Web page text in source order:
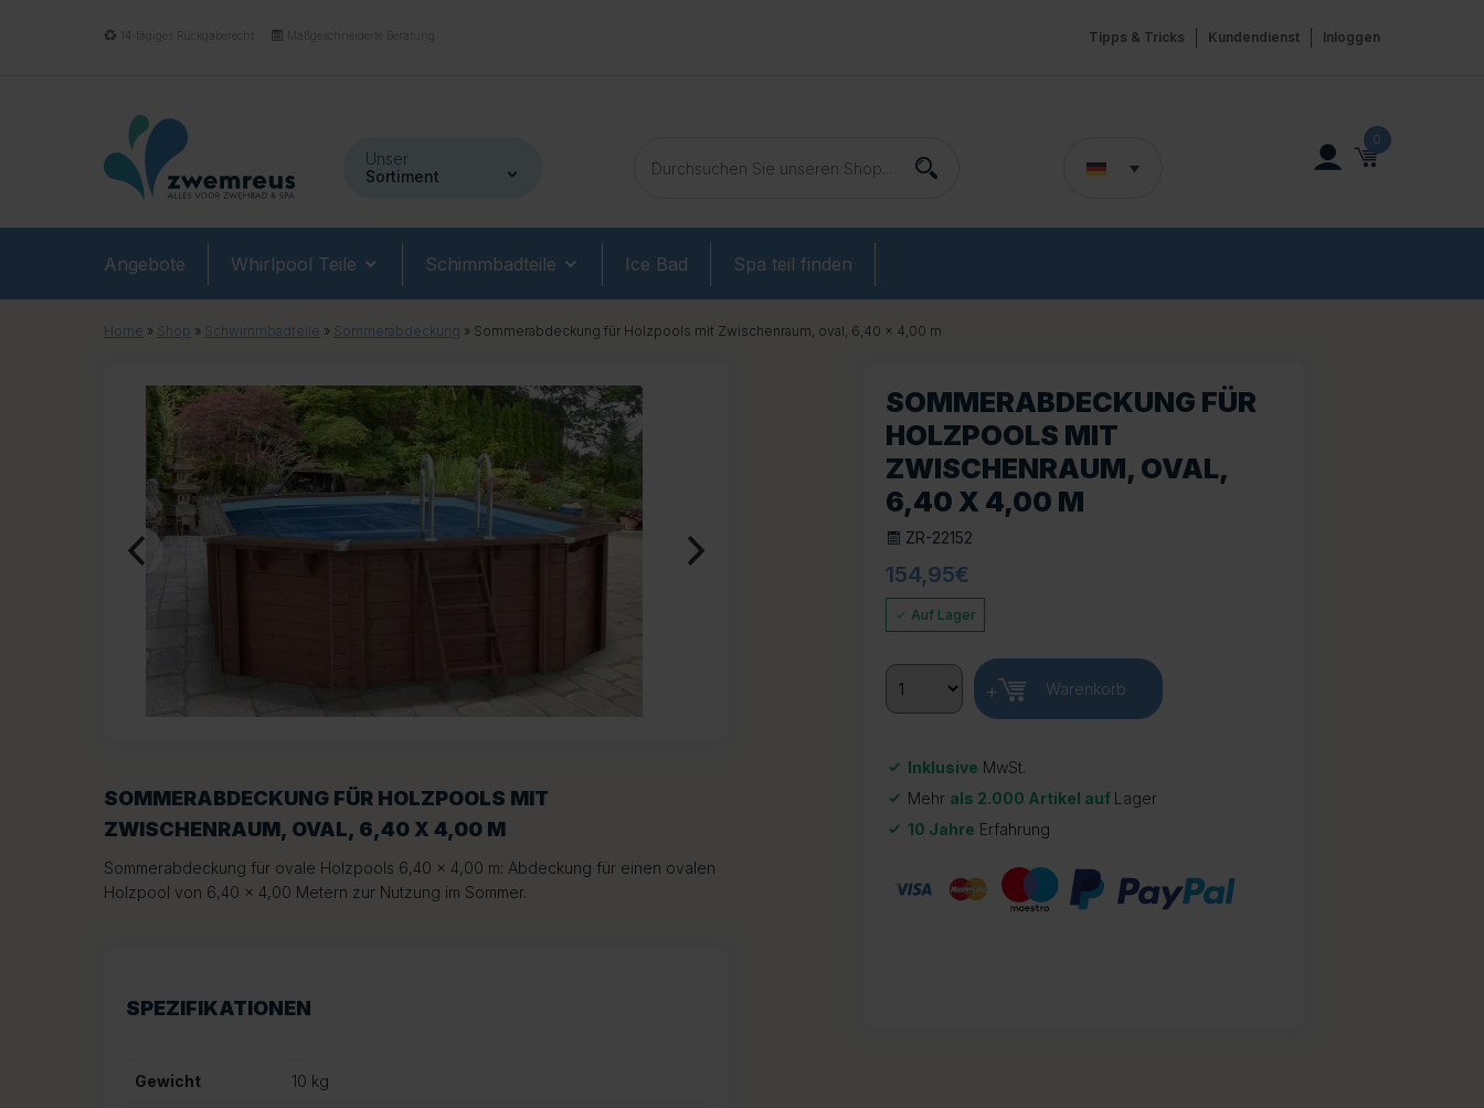
14-tägiges Rückgaberecht Maßgeschneiderte Beratung Inloggen
Kundendienst
Tipps & Tricks
Unser
Sortiment
0
Angebote Whirlpool Teile Schimmbadteile Ice Bad Spa teil finden
Home » Shop » Schwimmbadteile » Sommerabdeckung » Sommerabdeckung für Holzpools mit Zwischenraum, oval, 6,40 x 4,00 m
SOMMERABDECKUNG FÜR HOLZPOOLS MIT
ZWISCHENRAUM, OVAL, 6,40 X 4,00 M
Sommerabdeckung für ovale Holzpools 6,40 x 4,00 m: Abdeckung für einen ovalen
Holzpool von 6,40 x 4,00 Metern zur Nutzung im Sommer.
SPEZIFIKATIONEN
Gewicht 10 kg
SOMMERABDECKUNG FÜR
HOLZPOOLS MIT
ZWISCHENRAUM, OVAL,
6,40 X 4,00 M
ZR-22152
154,95€
Auf Lager
+ Warenkorb
Inklusive MwSt.
Mehr als 2.000 Artikel auf Lager
10 Jahre Erfahrung